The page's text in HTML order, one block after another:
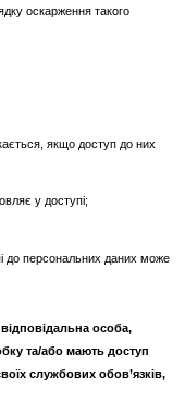
оскарження такого
якщо доступ до них
у доступі;
до персональних даних може
особа,
та/або мають доступ
службових обов’язків,